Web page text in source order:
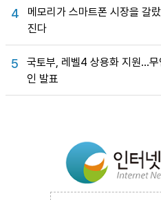
4
메모리가 스마트폰 시장을 갈
진다
5
국토부, 레벨4 상용화 지원…
인 발표